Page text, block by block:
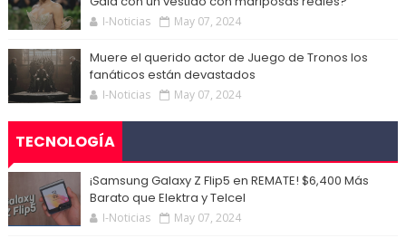
I-Noticias May 07, 2024
Muere el querido actor de Juego de Tronos los
fanáticos están devastados
I-Noticias May 07, 2024
TECNOLOGÍA
¡Samsung Galaxy Z Flip5 en REMATE! $6,400 Más
Barato que Elektra y Telcel
I-Noticias May 07, 2024